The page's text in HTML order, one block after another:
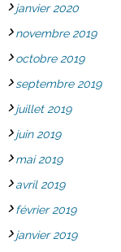
janvier 2020
novembre 2019
octobre 2019
septembre 2019
juillet 2019
juin 2019
mai 2019
avril 2019
février 2019
janvier 2019